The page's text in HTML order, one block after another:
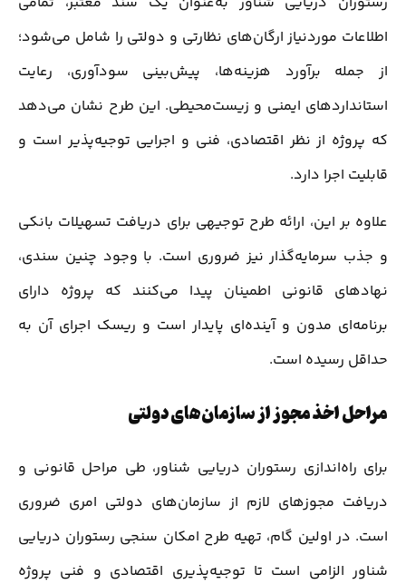
اطلاعات موردنیاز ارگان‌های نظارتی و دولتی را شامل می‌شود؛
از جمله برآورد هزینه‌ها، پیش‌بینی سودآوری، رعایت
استانداردهای ایمنی و زیست‌محیطی. این طرح نشان می‌دهد
که پروژه از نظر اقتصادی، فنی و اجرایی توجیه‌پذیر است و
قابلیت اجرا دارد.
علاوه بر این، ارائه طرح توجیهی برای دریافت تسهیلات بانکی
و جذب سرمایه‌گذار نیز ضروری است. با وجود چنین سندی،
نهادهای قانونی اطمینان پیدا می‌کنند که پروژه دارای
برنامه‌ای مدون و آینده‌ای پایدار است و ریسک اجرای آن به
حداقل رسیده است.
مراحل اخذ مجوز از سازمان‌های دولتی
برای راه‌اندازی رستوران دریایی شناور، طی مراحل قانونی و
دریافت مجوزهای لازم از سازمان‌های دولتی امری ضروری
است. در اولین گام، تهیه طرح امکان سنجی رستوران دریایی
شناور الزامی است تا توجیه‌پذیری اقتصادی و فنی پروژه